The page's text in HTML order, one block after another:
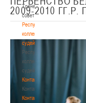
Тренерский
совет
Республиканская
коллегия
судей
Республиканская
коллегия
судей
Контакты
Контакты
Контакты
2009-2010